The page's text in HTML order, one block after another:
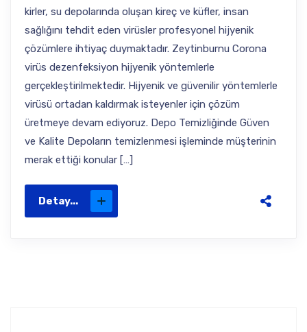
kirler, su depolarında oluşan kireç ve küfler, insan
sağlığını tehdit eden virüsler profesyonel hijyenik
çözümlere ihtiyaç duymaktadır. Zeytinburnu Corona
virüs dezenfeksiyon hijyenik yöntemlerle
gerçekleştirilmektedir. Hijyenik ve güvenilir yöntemlerle
virüsü ortadan kaldırmak isteyenler için çözüm
üretmeye devam ediyoruz. Depo Temizliğinde Güven
ve Kalite Depoların temizlenmesi işleminde müşterinin
merak ettiği konular […]
Detay...